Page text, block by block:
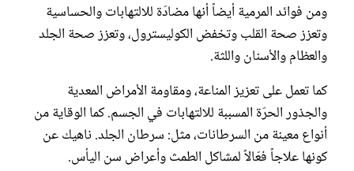
ومن فوائد المرمية أيضاً أنها مضادّة للالتهابات والحساسية
وتعزز صحة القلب وتخفض الكوليسترول، وتعزز صحة الجلد
والعظام والأسنان واللثة.
كما تعمل على تعزيز المناعة، ومقاومة الأمراض المعدية
والجذور الحرّة المسببة للالتهابات في الجسم. كما الوقاية من
أنواع معينة من السرطانات، مثل: سرطان الجلد. ناهيك عن
كونها علاجاً فعّالاً لمشاكل الطمث وأعراض سن اليأس.